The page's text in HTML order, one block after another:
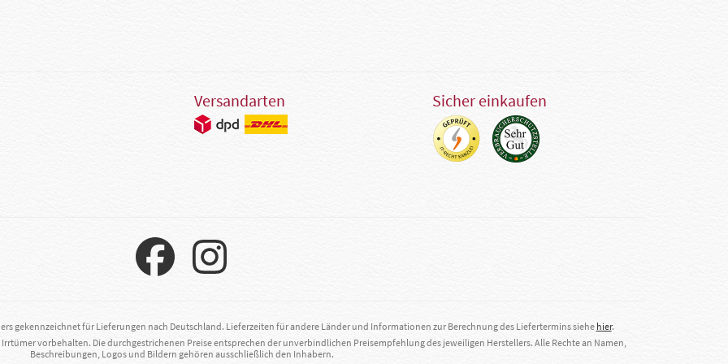
Versandarten Sicher einkaufen
gekennzeichnet für Lieferungen nach Deutschland. Lieferzeiten für andere Länder und Informationen zur Berechnung des Liefertermins siehe hier.
Irrtümer vorbehalten. Die durchgestrichenen Preise entsprechen der unverbindlichen Preisempfehlung des jeweiligen Herstellers. Alle Rechte an Namen,
Beschreibungen, Logos und Bildern gehören ausschließlich den Inhabern.